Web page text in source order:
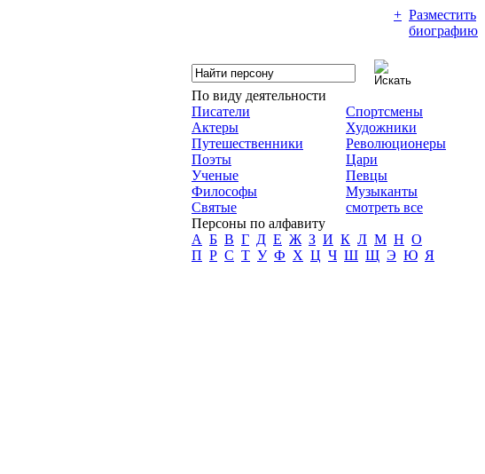
+ Разместить
биографию
По виду деятельности
Писатели
Актеры
Путешественники
Поэты
Ученые
Философы
Святые
Спортсмены
Художники
Революционеры
Цари
Певцы
Музыканты
смотреть все
Персоны по алфавиту
А Б В Г Д Е Ж З И К Л М Н О
П Р С Т У Ф Х Ц Ч Ш Щ Э Ю Я